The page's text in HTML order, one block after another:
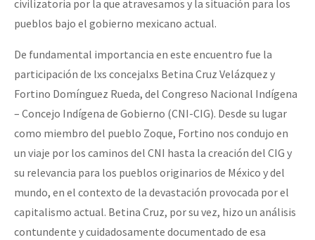
civilizatoria por la que atravesamos y la situación para los
pueblos bajo el gobierno mexicano actual.
De fundamental importancia en este encuentro fue la
participación de lxs concejalxs Betina Cruz Velázquez y
Fortino Domínguez Rueda, del Congreso Nacional Indígena
– Concejo Indígena de Gobierno (CNI-CIG). Desde su lugar
como miembro del pueblo Zoque, Fortino nos condujo en
un viaje por los caminos del CNI hasta la creación del CIG y
su relevancia para los pueblos originarios de México y del
mundo, en el contexto de la devastación provocada por el
capitalismo actual. Betina Cruz, por su vez, hizo un análisis
contundente y cuidadosamente documentado de esa